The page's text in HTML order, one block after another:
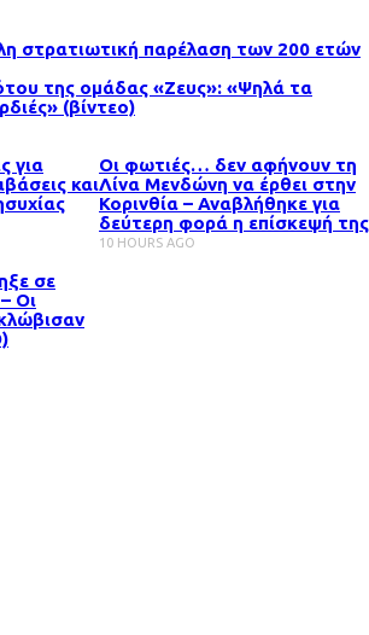
στρατιωτική παρέλαση των 200 ετών
της ομάδας «Ζευς»: «Ψηλά τα
(βίντεο)
για
και
Οι φωτιές… δεν αφήνουν τη
Λίνα Μενδώνη να έρθει στην
Κορινθία – Αναβλήθηκε για
δεύτερη φορά η επίσκεψή της
10 HOURS AGO
σε
Οι